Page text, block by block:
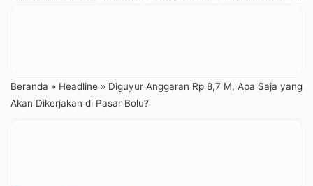
Beranda » Headline » Diguyur Anggaran Rp 8,7 M, Apa Saja yang
Akan Dikerjakan di Pasar Bolu?